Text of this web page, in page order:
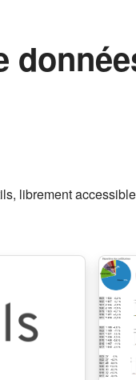
librement